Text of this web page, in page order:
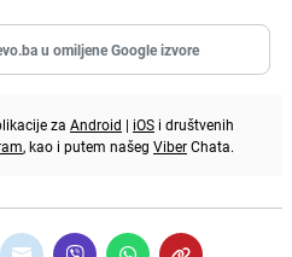
u omiljene Google izvore
za Android | iOS i društvenih
, kao i putem našeg ViberChata.